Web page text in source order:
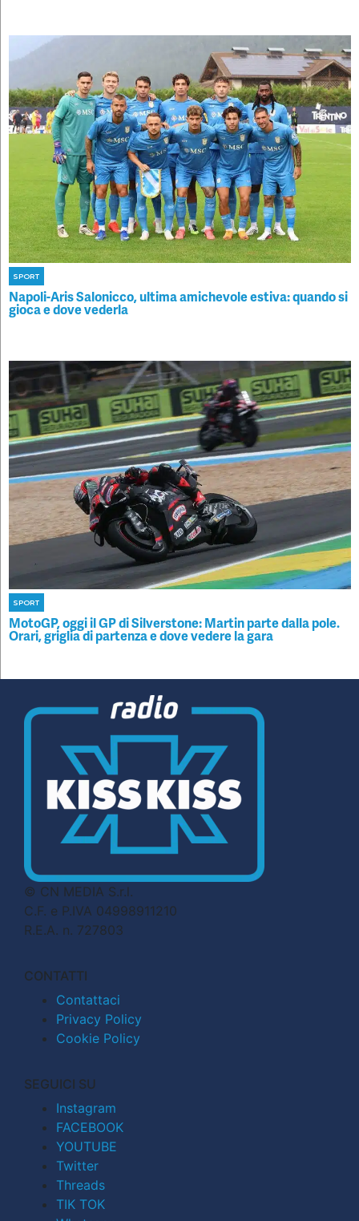
SPORT
Napoli-Aris Salonicco, ultima amichevole estiva: quando si
gioca e dove vederla
SPORT
MotoGP, oggi il GP di Silverstone: Martin parte dalla pole.
Orari, griglia di partenza e dove vedere la gara
© CN MEDIA S.r.l.
C.F. e P.IVA 04998911210
R.E.A. n. 727803
CONTATTI
Contattaci
Privacy Policy
Cookie Policy
SEGUICI SU
Instagram
FACEBOOK
YOUTUBE
Twitter
Threads
TIK TOK